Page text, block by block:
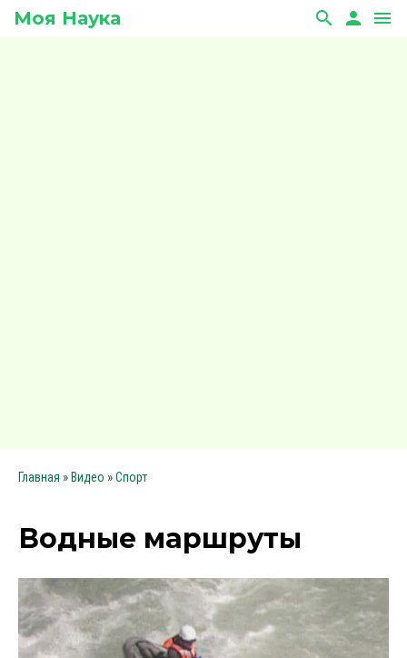
Моя Наука search person menu
Главная » Видео »Спорт
Водные маршруты